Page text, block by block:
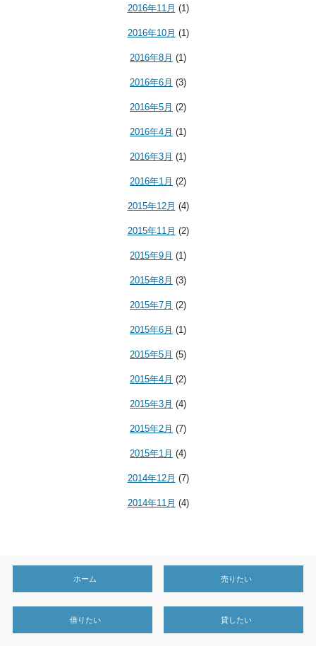
2016年11月 (1)
2016年10月 (1)
2016年8月 (1)
2016年6月 (3)
2016年5月 (2)
2016年4月 (1)
2016年3月 (1)
2016年1月 (2)
2015年12月 (4)
2015年11月 (2)
2015年9月 (1)
2015年8月 (3)
2015年7月 (2)
2015年6月 (1)
2015年5月 (5)
2015年4月 (2)
2015年3月 (4)
2015年2月 (7)
2015年1月 (4)
2014年12月 (7)
2014年11月 (4)
ホーム 売りたい
借りたい 貸したい